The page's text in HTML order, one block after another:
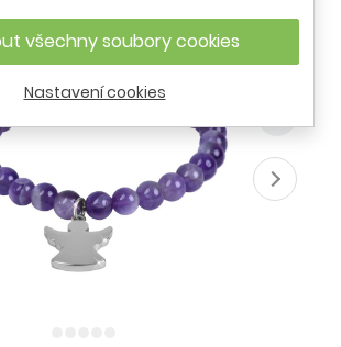
/ Délka: 18 cm
všechny soubory cookies
Nastavení cookies